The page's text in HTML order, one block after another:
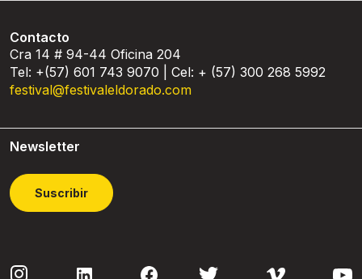
Contacto
Cra 14 # 94-44 Oficina 204
Tel: +(57) 601 743 9070 | Cel: + (57) 300 268 5992
festival@festivaleldorado.com
Newsletter
Suscribir